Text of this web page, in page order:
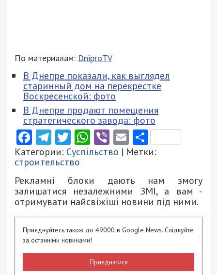
По материалам: DniproTV
В Днепре показали, как выглядел
старинный дом на перекрестке
Воскресенской: фото
В Днепре продают помещения
стратегического завода: фото
Facebook
Telegram
Twitter
WhatsApp
ViberEmail
Категории: Суспільство | Метки:
строительство
Рекламні блоки дають нам змогу
залишатися незалежними ЗМІ, а вам -
отримувати найсвіжіші новини під ними.
Приєднуйтесь також до 49000 в Google News. Слідкуйте
за останніми новинами!
Приєднатися